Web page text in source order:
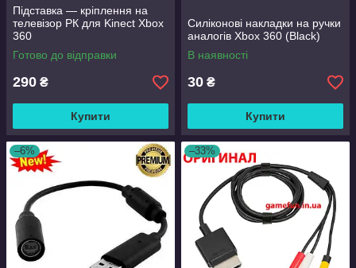
Підставка — кріплення на
телевізор РК для Kinect Xbox
360
Готово до відправки
290 ₴
Купити
Силіконові накладки на ручки
аналогів Xbox 360 (Black)
В наявності
30 ₴
Купити
–6% –33%